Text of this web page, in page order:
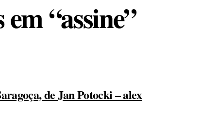
“assine”
de Jan Potocki – alex